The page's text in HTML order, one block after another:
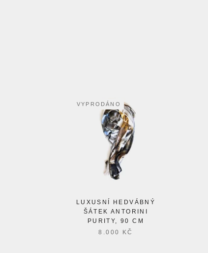
VYPRODÁNO
LUXUSNÍ HEDVÁBNÝ
ŠÁTEK ANTORINI
PURITY, 90 CM
8.000 KČ